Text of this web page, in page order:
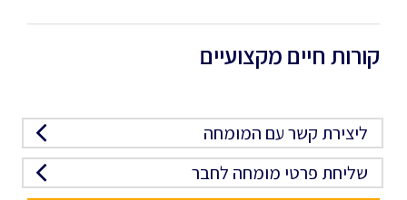
קורות חיים מקצועיים
ליצירת קשר עם המומחה
שליחת פרטי מומחה לחבר